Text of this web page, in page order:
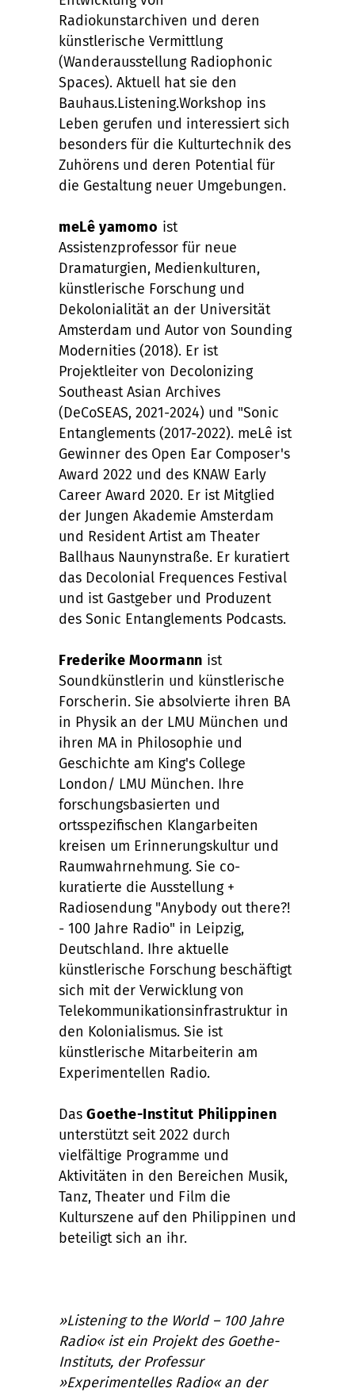
Radiokunstarchiven und deren
künstlerische Vermittlung
(Wanderausstellung Radiophonic
Spaces). Aktuell hat sie den
Bauhaus.Listening.Workshop ins
Leben gerufen und interessiert sich
besonders für die Kulturtechnik des
Zuhörens und deren Potential für
die Gestaltung neuer Umgebungen.
meLê yamomo ist
Assistenzprofessor für neue
Dramaturgien, Medienkulturen,
künstlerische Forschung und
Dekolonialität an der Universität
Amsterdam und Autor von Sounding
Modernities (2018). Er ist
Projektleiter von Decolonizing
Southeast Asian Archives
(DeCoSEAS, 2021-2024) und "Sonic
Entanglements (2017-2022). meLê ist
Gewinner des Open Ear Composer's
Award 2022 und des KNAW Early
Career Award 2020. Er ist Mitglied
der Jungen Akademie Amsterdam
und Resident Artist am Theater
Ballhaus Naunynstraße. Er kuratiert
das Decolonial Frequences Festival
und ist Gastgeber und Produzent
des Sonic Entanglements Podcasts.
Frederike Moormann ist
Soundkünstlerin und künstlerische
Forscherin. Sie absolvierte ihren BA
in Physik an der LMU München und
ihren MA in Philosophie und
Geschichte am King's College
London/ LMU München. Ihre
forschungsbasierten und
ortsspezifischen Klangarbeiten
kreisen um Erinnerungskultur und
Raumwahrnehmung. Sie co-
kuratierte die Ausstellung +
Radiosendung "Anybody out there?!
- 100 Jahre Radio" in Leipzig,
Deutschland. Ihre aktuelle
künstlerische Forschung beschäftigt
sich mit der Verwicklung von
Telekommunikationsinfrastruktur in
den Kolonialismus. Sie ist
künstlerische Mitarbeiterin am
Experimentellen Radio.
Das Goethe-Institut Philippinen
unterstützt seit 2022 durch
vielfältige Programme und
Aktivitäten in den Bereichen Musik,
Tanz, Theater und Film die
Kulturszene auf den Philippinen und
beteiligt sich an ihr.
»Listening to the World – 100 Jahre
Radio« ist ein Projekt des Goethe-
Instituts, der Professur
»Experimentelles Radio« an der